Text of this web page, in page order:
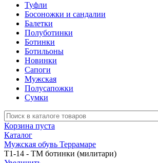
Туфли
Босоножки и сандалии
Балетки
Полуботинки
Ботинки
Ботильоны
Новинки
Сапоги
Мужская
Полусапожки
Сумки
Корзина пуста
Каталог
Мужская обувь Террамаре
Т1-14 - ТМ ботинки (милитари)